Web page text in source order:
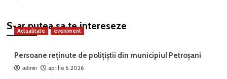
S-ar putea sa te intereseze
Actualitate eveniment
Persoane reținute de polițiștii din municipiul Petroșani
admin aprilie 6, 2026